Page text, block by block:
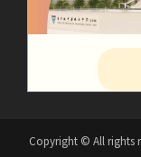
Copyright © All rights